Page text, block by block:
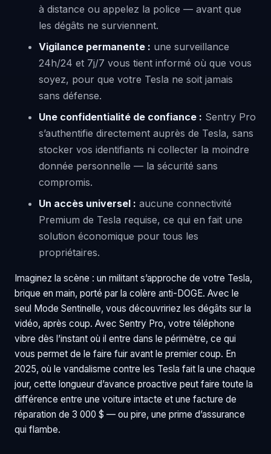
à distance ou appelez la police — avant que
les dégâts ne surviennent.
Vigilance permanente : une surveillance
24h/24 et 7j/7 vous tient informé où que vous
soyez, pour que votre Tesla ne soit jamais
sans défense.
Une confidentialité de confiance : Sentry Pro
s’authentifie directement auprès de Tesla, sans
stocker vos identifiants ni collecter la moindre
donnée personnelle — la sécurité sans
compromis.
Un accès universel : aucune connectivité
Premium de Tesla requise, ce qui en fait une
solution économique pour tous les
propriétaires.
Imaginez la scène : un militant s’approche de votre Tesla,
brique en main, porté par la colère anti-DOGE. Avec le
seul Mode Sentinelle, vous découvririez les dégâts sur la
vidéo, après coup. Avec Sentry Pro, votre téléphone
vibre dès l’instant où il entre dans le périmètre, ce qui
vous permet de le faire fuir avant le premier coup. En
2025, où le vandalisme contre les Tesla fait la une chaque
jour, cette longueur d’avance proactive peut faire toute la
différence entre une voiture intacte et une facture de
réparation de 3 000 $ — ou pire, une prime d’assurance
qui flambe.